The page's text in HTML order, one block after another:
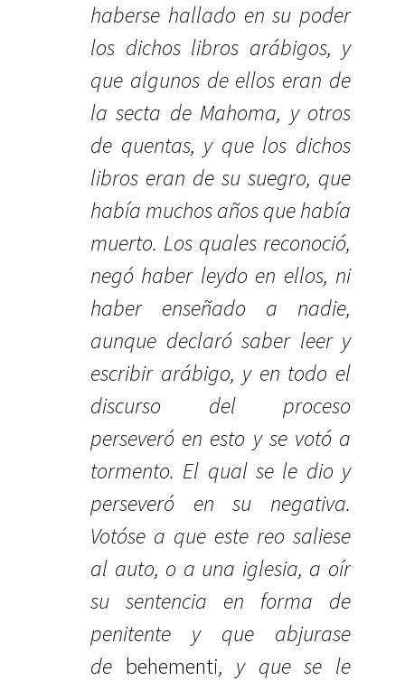
haberse hallado en su poder
los dichos libros arábigos, y
que algunos de ellos eran de
la secta de Mahoma, y otros
de quentas, y que los dichos
libros eran de su suegro, que
había muchos años que había
muerto. Los quales reconoció,
negó haber leydo en ellos, ni
haber enseñado a nadie,
aunque declaró saber leer y
escribir arábigo, y en todo el
discurso del proceso
perseveró en esto y se votó a
tormento. El qual se le dio y
perseveró en su negativa.
Votóse a que este reo saliese
al auto, o a una iglesia, a oír
su sentencia en forma de
penitente y que abjurase
de behementi, y que se le